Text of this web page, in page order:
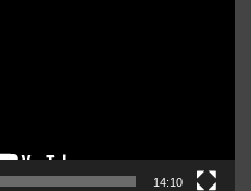
14:10